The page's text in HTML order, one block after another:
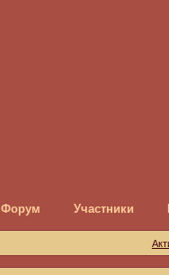
Форум Участники